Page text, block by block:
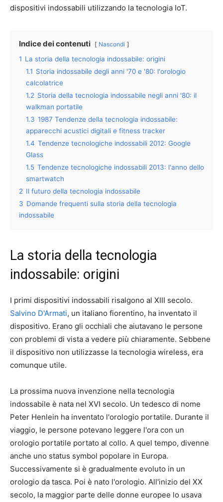
dispositivi indossabili utilizzando la tecnologia IoT.
Indice dei contenuti Nascondi
1 La storia della tecnologia indossabile: origini
1.1 Storia indossabile degli anni '70 e '80: l'orologio
calcolatrice
1.2 Storia della tecnologia indossabile negli anni '80: il
walkman portatile
1.3 1987 Tendenze della tecnologia indossabile:
apparecchi acustici digitali e fitness tracker
1.4 Tendenze tecnologiche indossabili 2012: Google
Glass
1.5 Tendenze tecnologiche indossabili 2013: l'anno dello
smartwatch
2 Il futuro della tecnologia indossabile
3 Domande frequenti sulla storia della tecnologia
indossabile
La storia della tecnologia
indossabile: origini
I primi dispositivi indossabili risalgono al XIII secolo.
Salvino D'Armati, un italiano fiorentino, ha inventato il
dispositivo. Erano gli occhiali che aiutavano le persone
con problemi di vista a vedere più chiaramente. Sebbene
il dispositivo non utilizzasse la tecnologia wireless, era
comunque utile.
La prossima nuova invenzione nella tecnologia
indossabile è nata nel XVI secolo. Un tedesco di nome
Peter Henlein ha inventato l'orologio portatile. Durante il
viaggio, le persone potevano leggere l'ora con un
orologio portatile portato al collo. A quel tempo, divenne
anche uno status symbol popolare in Europa.
Successivamente si è gradualmente evoluto in un
orologio da tasca. Poi è nato l'orologio. All'inizio del XX
secolo, la maggior parte delle donne europee lo usava